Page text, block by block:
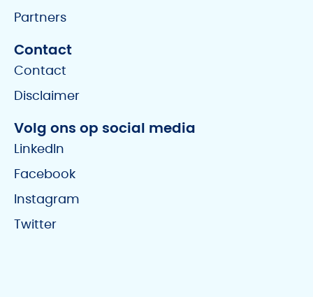
Partners
Contact
Contact
Disclaimer
Volg ons op social media
LinkedIn
Facebook
Instagram
Twitter